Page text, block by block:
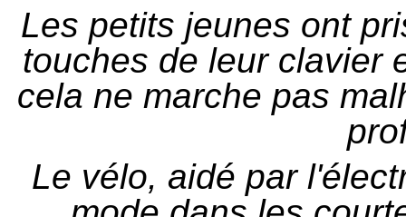
Les petits jeunes ont
touches de leur clavier
cela ne marche pas
Le vélo, aidé par